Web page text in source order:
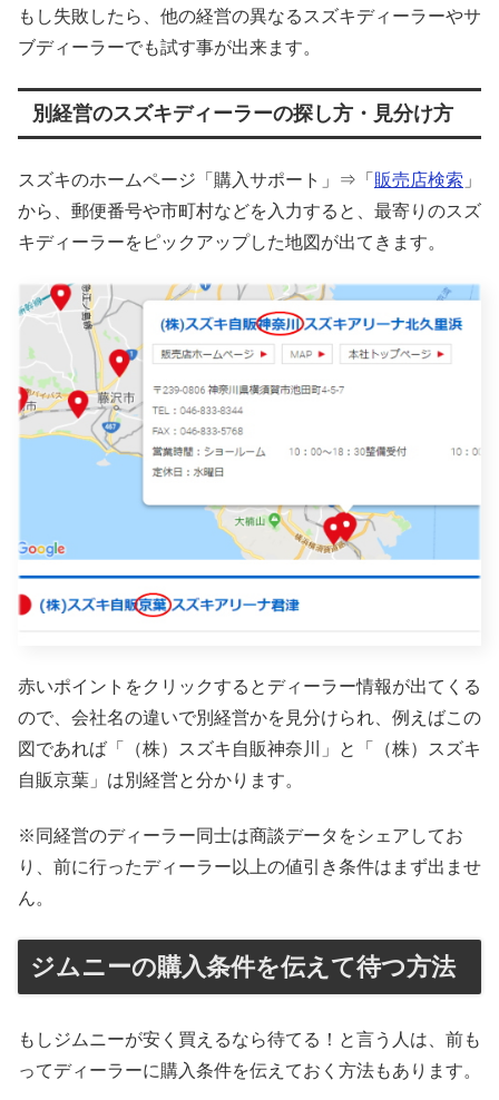
もし失敗したら、他の経営の異なるスズキディーラーやサ
ブディーラーでも試す事が出来ます。
別経営のスズキディーラーの探し方・見分け方
スズキのホームページ「購入サポート」⇒「 販売店検索 」
から、郵便番号や市町村などを入力すると、最寄りのスズ
キディーラーをピックアップした地図が出てきます。
赤いポイントをクリックするとディーラー情報が出てくる
ので、会社名の違いで別経営かを見分けられ、例えばこの
図であれば「（株）スズキ自販神奈川」と「（株）スズキ
自販京葉」は別経営と分かります。
※同経営のディーラー同士は商談データをシェアしてお
り、前に行ったディーラー以上の値引き条件はまず出ませ
ん。
ジムニーの購入条件を伝えて待つ方法
もしジムニーが安く買えるなら待てる！と言う人は、前も
ってディーラーに購入条件を伝えておく方法もあります。